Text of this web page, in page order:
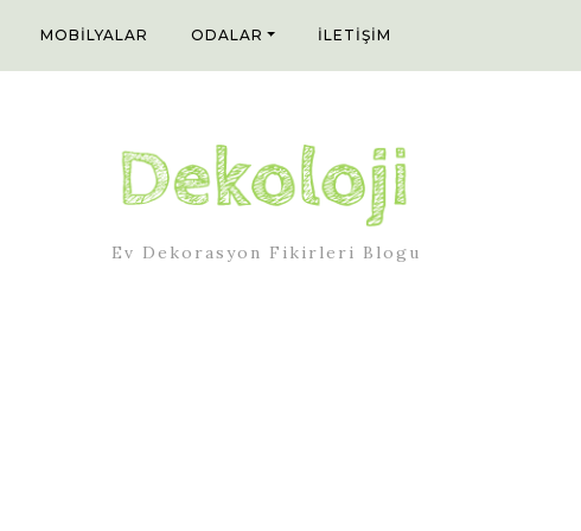
MOBILYALAR ODALAR İLETIŞIM
Ev Dekorasyon Fikirleri Blogu